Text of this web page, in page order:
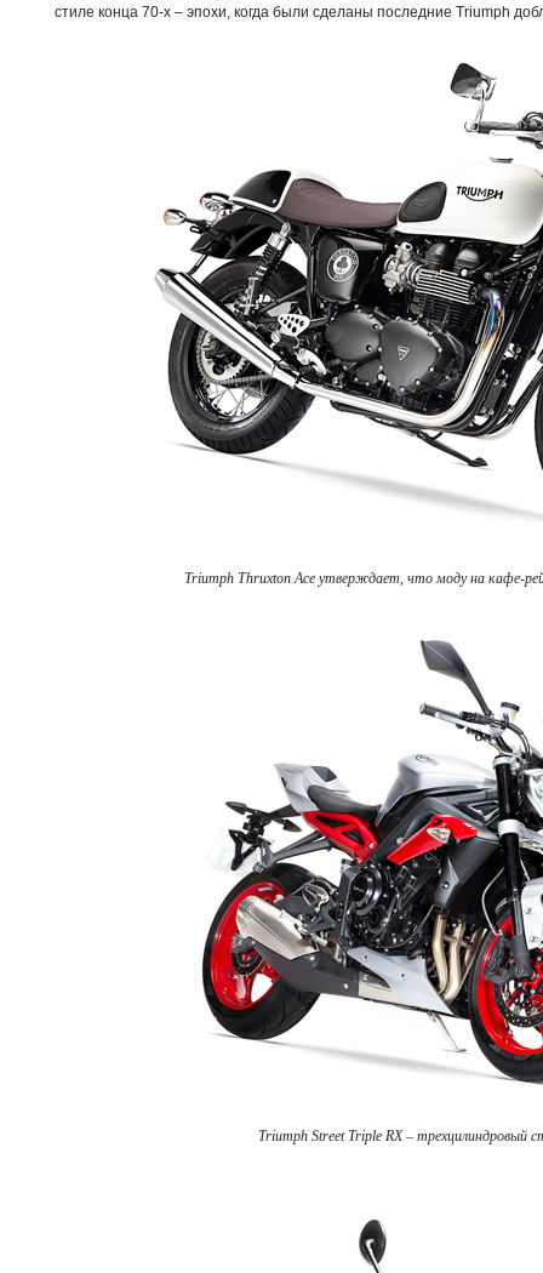
стиле конца 70-х – эпохи, когда были сделаны последние Triumph
Triumph Thruxton Ace утверждает, что моду на кафе-
Triumph Street Triple RX – трехцилиндровый